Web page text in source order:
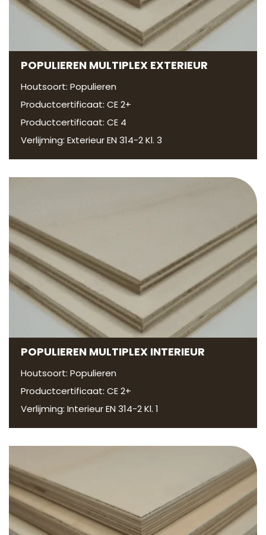
POPULIEREN MULTIPLEX EXTERIEUR
Productcertificaat: CE 2+
Productcertificaat: CE 4
Verlijming: Exterieur EN 314-2 Kl. 3
Houtsoort: Populieren
POPULIEREN MULTIPLEX INTERIEUR
Verlijming: Interieur EN 314-2 Kl. 1
Productcertificaat: CE 2+
Houtsoort: Populieren